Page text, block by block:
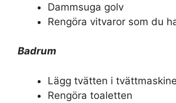
Dammsuga golv
Rengöra vitvaror som du
Badrum
Lägg tvätten i
Rengöra toaletten